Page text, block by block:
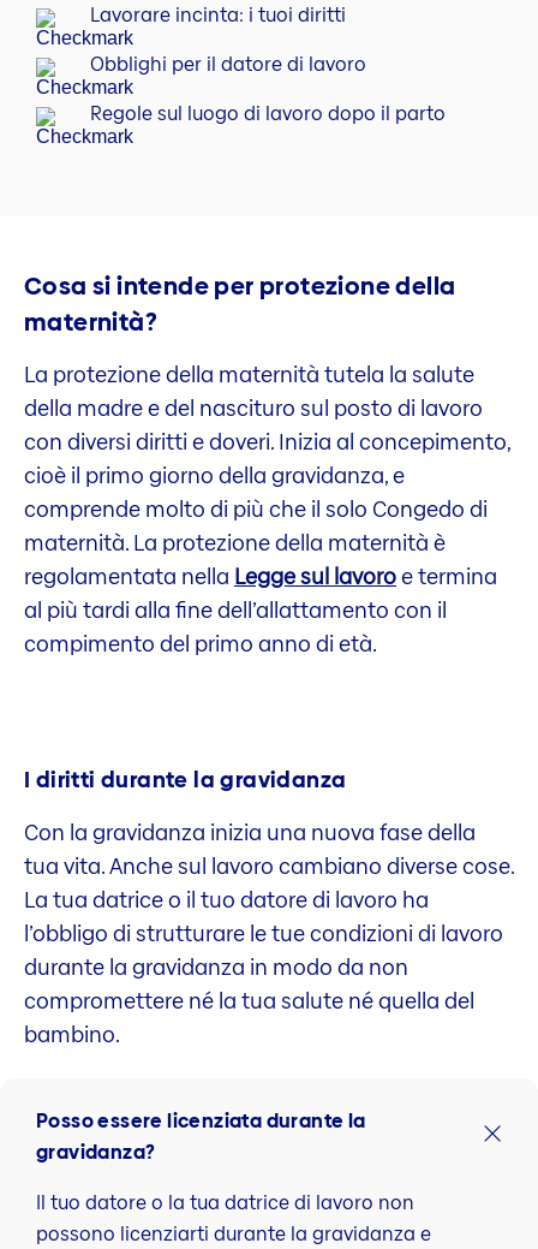
Lavorare incinta: i tuoi diritti
Obblighi per il datore di lavoro
Regole sul luogo di lavoro dopo il parto
Cosa si intende per protezione della
maternità?
La protezione della maternità tutela la salute
della madre e del nascituro sul posto di lavoro
con diversi diritti e doveri. Inizia al concepimento,
cioè il primo giorno della gravidanza, e
comprende molto di più che il solo Congedo di
maternità. La protezione della maternità è
regolamentata nella Legge sul lavoroe termina
al più tardi alla fine dell’allattamento con il
compimento del primo anno di età.
I diritti durante la gravidanza
Con la gravidanza inizia una nuova fase della
tua vita. Anche sul lavoro cambiano diverse cose.
La tua datrice o il tuo datore di lavoro ha
l’obbligo di strutturare le tue condizioni di lavoro
durante la gravidanza in modo da non
compromettere né la tua salute né quella del
bambino.
Posso essere licenziata durante la
gravidanza?
Il tuo datore o la tua datrice di lavoro non
possono licenziarti durante la gravidanza e